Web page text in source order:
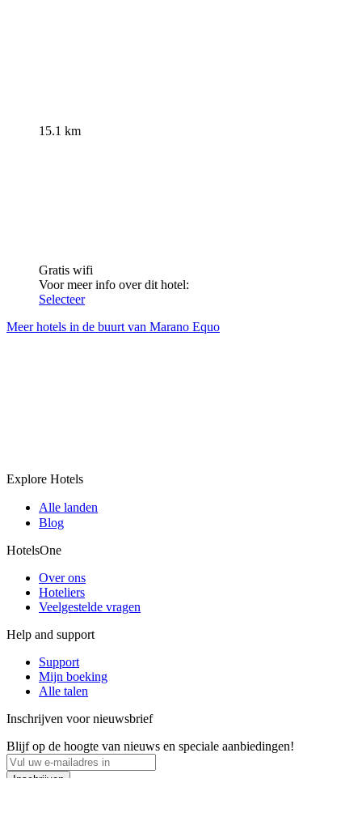
15.1 km
Gratis wifi
Voor meer info over dit hotel:
Selecteer
Meer hotels in de buurt van Marano Equo
Explore Hotels
Alle landen
Blog
HotelsOne
Over ons
Hoteliers
Veelgestelde vragen
Help and support
Support
Mijn boeking
Alle talen
Inschrijven voor nieuwsbrief
Blijf op de hoogte van nieuws en speciale aanbiedingen!
Inschrijven